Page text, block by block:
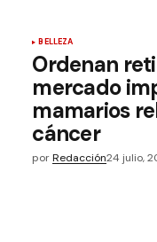
BELLEZA
Ordenan
mercado
mamarios
cáncer
por Redacción24 julio,